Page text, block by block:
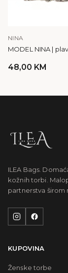
NINA
MODEL NINA |
48,00 KM
ILEA Bags.
kožnih torbi.
partnerstva širom
KUPOVINA
Ženske torbe